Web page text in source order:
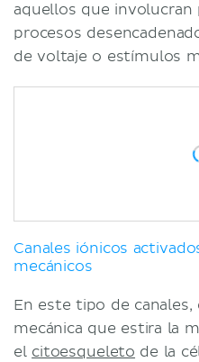
aquellos que
procesos
de voltaje o estímulos
Canales iónicos
mecánicos
En este tipo de
mecánica que estira la
el citoesqueleto de la